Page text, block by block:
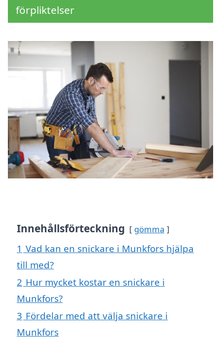
förpliktelser
Innehållsförteckning gömma
1 Vad kan en snickare i Munkfors hjälpa
till med?
2 Hur mycket kostar en snickare i
Munkfors?
3 Fördelar med att välja snickare i
Munkfors